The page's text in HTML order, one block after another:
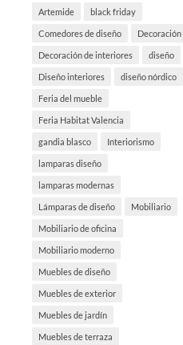
Artemide black friday
Comedores de diseño Decoración
Decoración de interiores diseño
Diseño interiores diseño nórdico
Feria del mueble
Feria Habitat Valencia
gandia blasco Interiorismo
lamparas diseño
lamparas modernas
Lámparas de diseño Mobiliario
Mobiliario de oficina
Mobiliario moderno
Muebles de diseño
Muebles de exterior
Muebles de jardín
Muebles de terraza